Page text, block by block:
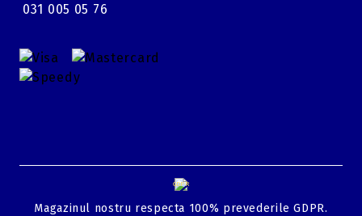
031 005 05 76
GDPR
Magazinul nostru respecta 100% prevederile GDPR.